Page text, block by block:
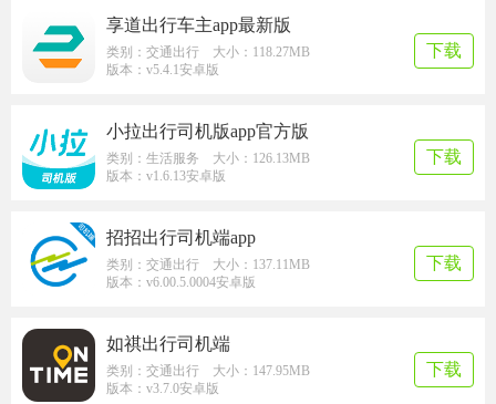
享道出行车主app最新版
类别：交通出行 大小：118.27MB
版本：v5.4.1安卓版
下载
小拉出行司机版app官方版
类别：生活服务 大小：126.13MB
版本：v1.6.13安卓版
下载
招招出行司机端app
类别：交通出行 大小：137.11MB
版本：v6.00.5.0004安卓版
下载
如祺出行司机端
类别：交通出行 大小：147.95MB
版本：v3.7.0安卓版
下载